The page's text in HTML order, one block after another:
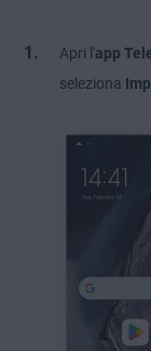
Apri l'app
seleziona